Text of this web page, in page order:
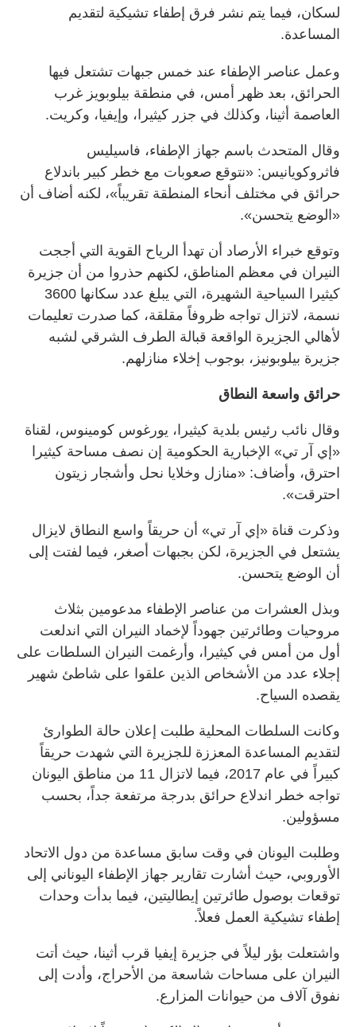
لسكان، فيما يتم نشر فرق إطفاء تشيكية لتقديم
المساعدة.
وعمل عناصر الإطفاء عند خمس جبهات تشتعل فيها
الحرائق، بعد ظهر أمس، في منطقة بيلوبويز غرب
العاصمة أثينا، وكذلك في جزر كيثيرا، وإيفيا، وكريت.
وقال المتحدث باسم جهاز الإطفاء، فاسيليس
فاثروكويانيس: «نتوقع صعوبات مع خطر كبير باندلاع
حرائق في مختلف أنحاء المنطقة تقريباً»، لكنه أضاف أن
«الوضع يتحسن».
وتوقع خبراء الأرصاد أن تهدأ الرياح القوية التي أججت
النيران في معظم المناطق، لكنهم حذروا من أن جزيرة
كيثيرا السياحية الشهيرة، التي يبلغ عدد سكانها 3600
نسمة، لاتزال تواجه ظروفاً مقلقة، كما صدرت تعليمات
لأهالي الجزيرة الواقعة قبالة الطرف الشرقي لشبه
جزيرة بيلوبونيز، بوجوب إخلاء منازلهم.
حرائق واسعة النطاق
وقال نائب رئيس بلدية كيثيرا، يورغوس كومينوس، لقناة
«إي آر تي» الإخبارية الحكومية إن نصف مساحة كيثيرا
احترق، وأضاف: «منازل وخلايا نحل وأشجار زيتون
احترقت».
وذكرت قناة «إي آر تي» أن حريقاً واسع النطاق لايزال
يشتعل في الجزيرة، لكن بجبهات أصغر، فيما لفتت إلى
أن الوضع يتحسن.
وبذل العشرات من عناصر الإطفاء مدعومين بثلاث
مروحيات وطائرتين جهوداً لإخماد النيران التي اندلعت
أول من أمس في كيثيرا، وأرغمت النيران السلطات على
إجلاء عدد من الأشخاص الذين علقوا على شاطئ شهير
يقصده السياح.
وكانت السلطات المحلية طلبت إعلان حالة الطوارئ
لتقديم المساعدة المعززة للجزيرة التي شهدت حريقاً
كبيراً في عام 2017، فيما لاتزال 11 من مناطق اليونان
تواجه خطر اندلاع حرائق بدرجة مرتفعة جداً، بحسب
مسؤولين.
وطلبت اليونان في وقت سابق مساعدة من دول الاتحاد
الأوروبي، حيث أشارت تقارير جهاز الإطفاء اليوناني إلى
توقعات بوصول طائرتين إيطاليتين، فيما بدأت وحدات
إطفاء تشيكية العمل فعلاً.
واشتعلت بؤر ليلاً في جزيرة إيفيا قرب أثينا، حيث أتت
النيران على مساحات شاسعة من الأحراج، وأدت إلى
نفوق آلاف من حيوانات المزارع.